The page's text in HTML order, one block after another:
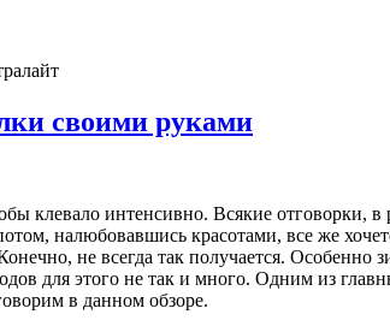
своими руками
клевало интенсивно. Всякие отговорки,
налюбовавшись красотами, все же
не всегда так получается. Особенно
для этого не так и много. Одним из
в данном обзоре.